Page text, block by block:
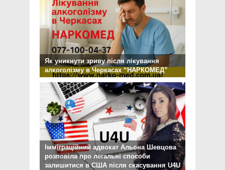
Як уникнути зриву після лікування
алкоголізму в Черкасах “НАРКОМЕД”
Імміграційний адвокат Альона Шевцова
розповіла про легальні способи
залишитися в США після скасування U4U